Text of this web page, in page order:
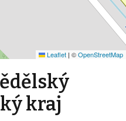
Leaflet | ©OpenStreetMap
kraj